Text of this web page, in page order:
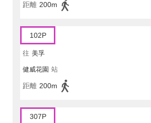
距離 200m
102P
往 美孚
健威花園 站
距離 200m
307P